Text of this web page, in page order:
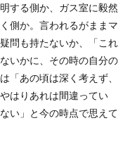
する側か、ガス室に毅然
側か。言われるがままマ
問も持たないか、「これ
いかに、その時の自分の
「あの頃は深く考えず、
はりあれは間違ってい
い」と今の時点で思えて